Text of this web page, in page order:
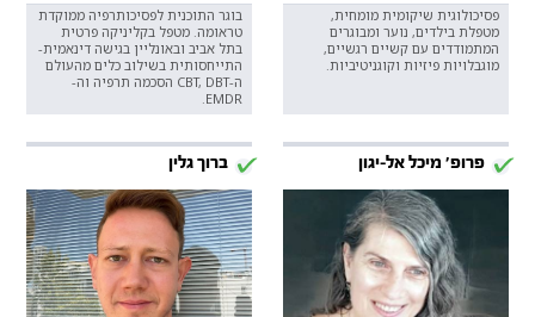
פסיכולוגית שיקומית מומחית,
מטפלת בילדים, נוער ומבוגרים
המתמודדים עם קשיים רגשיים,
מוגבלויות פיזיות וקוגניטיביות.
בוגר התוכנית לפסיכותרפיה ממוקדת
טראומה. מטפל בקליניקה פרטית
בתל אביב ובאונליין בגישה דינאמית-
התייחסותית בשילוב כלים מהעולם
ה-CBT, DBT הסכמה תרפיה וה-
EMDR.
פרופ' מיכל אל-יגון ברוך גלין